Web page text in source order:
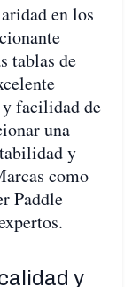
en los
tablas de
facilidad de
una
y
como
Paddle
y